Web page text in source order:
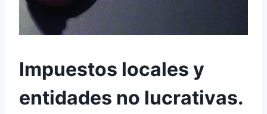
Impuestos locales y
entidades no lucrativas.